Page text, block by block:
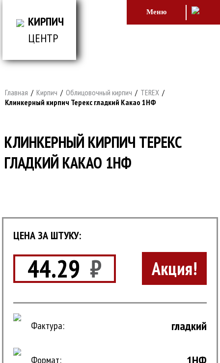
КИРПИЧ
ЦЕНТР
Меню
Главная / Кирпич / Облицовочный кирпич / TEREX /
Клинкерный кирпич Терекс гладкий Какао 1НФ
КЛИНКЕРНЫЙ КИРПИЧ ТЕРЕКС
ГЛАДКИЙ КАКАО 1НФ
ЦЕНА ЗА ШТУКУ:
44.29 ₽ Акция!
Фактура: гладкий
Формат: